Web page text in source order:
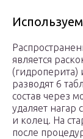
является
(гидроперита)
разводят 6
состав через
удаляет нагар
и колец. На
после